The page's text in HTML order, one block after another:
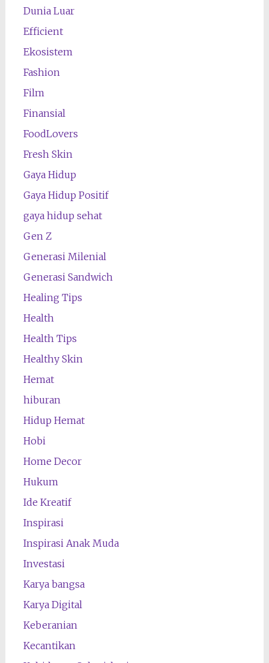
Dunia Luar
Efficient
Ekosistem
Fashion
Film
Finansial
FoodLovers
Fresh Skin
Gaya Hidup
Gaya Hidup Positif
gaya hidup sehat
Gen Z
Generasi Milenial
Generasi Sandwich
Healing Tips
Health
Health Tips
Healthy Skin
Hemat
hiburan
Hidup Hemat
Hobi
Home Decor
Hukum
Ide Kreatif
Inspirasi
Inspirasi Anak Muda
Investasi
Karya bangsa
Karya Digital
Keberanian
Kecantikan